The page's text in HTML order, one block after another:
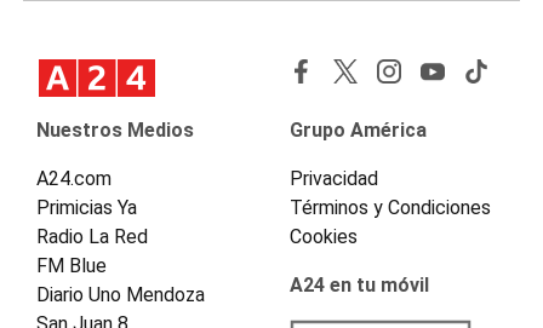
Nuestros Medios
A24.com
Primicias Ya
Radio La Red
FM Blue
Diario Uno Mendoza
Grupo América
Privacidad
Términos y Condiciones
Cookies
A24 en tu móvil